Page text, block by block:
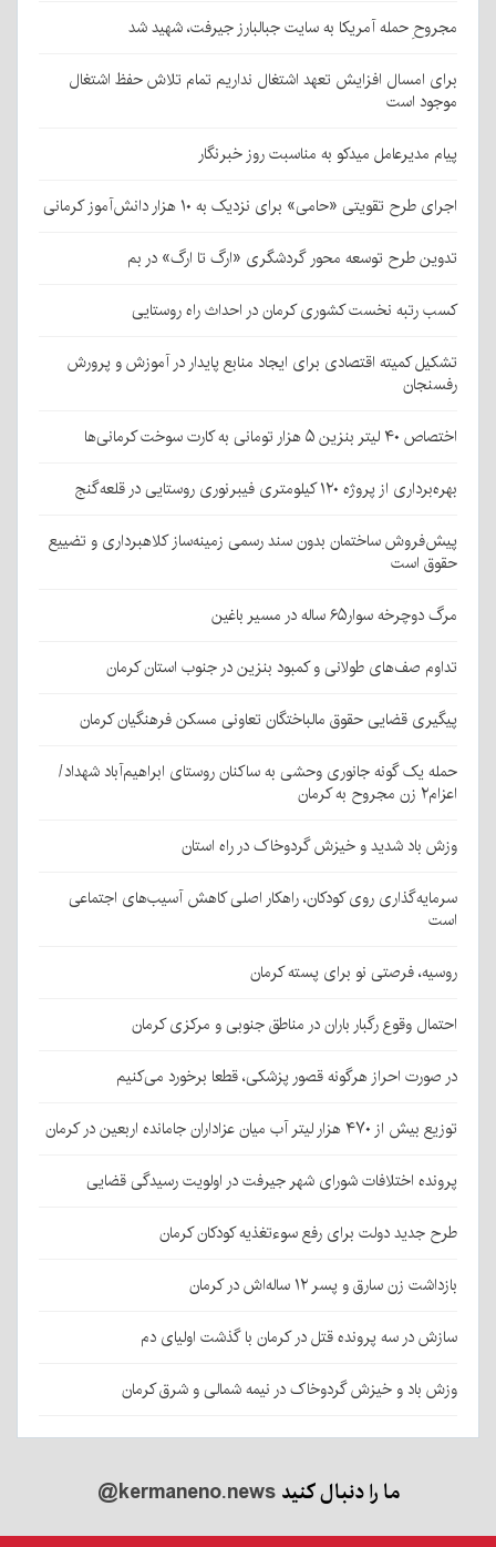
مجروحِ حمله آمریکا به سایت جبالبارز جیرفت، شهید شد
برای امسال افزایش تعهد اشتغال نداریم تمام تلاش حفظ اشتغال
موجود است
پیام مدیرعامل میدکو به مناسبت روز خبرنگار
اجرای طرح تقویتی «حامی» برای نزدیک به ۱۰ هزار دانش‌آموز کرمانی
تدوین طرح توسعه محور گردشگری «ارگ تا ارگ» در بم
کسب رتبه نخست کشوری کرمان در احداث راه روستایی
تشکیل کمیته اقتصادی برای ایجاد منابع پایدار در آموزش و پرورش
رفسنجان
اختصاص ۴۰ لیتر بنزین ۵ هزار تومانی به کارت سوخت کرمانی‌ها
بهره‌برداری از پروژه ۱۲۰ کیلومتری فیبرنوری روستایی در قلعه‌گنج
پیش‌فروش ساختمان بدون سند رسمی زمینه‌ساز کلاهبرداری و تضییع
حقوق است
مرگ دوچرخه سوار۶۵ ساله در مسیر باغین
تداوم صف‌های طولانی و کمبود بنزین در جنوب استان کرمان
پیگیری قضایی حقوق مالباختگان تعاونی مسکن فرهنگیان کرمان
حمله یک گونه جانوری وحشی به ساکنان روستای ابراهیم‌آباد شهداد/
اعزام۲ زن مجروح به کرمان
وزش باد شدید و خیزش گردوخاک در راه استان
سرمایه‌گذاری روی کودکان، راهکار اصلی کاهش آسیب‌های اجتماعی
است
روسیه، فرصتی نو برای پسته کرمان
احتمال وقوع رگبار باران در مناطق جنوبی و مرکزی کرمان
در صورت احراز هرگونه قصور پزشکی، قطعا برخورد می‌کنیم
توزیع بیش از ۴۷۰ هزار لیتر آب میان عزاداران جامانده اربعین در کرمان
پرونده اختلافات شورای شهر جیرفت در اولویت رسیدگی قضایی
طرح جدید دولت برای رفع سوءتغذیه کودکان کرمان
بازداشت زن سارق و پسر ۱۲ ساله‌اش در کرمان
سازش در سه پرونده قتل در کرمان با گذشت اولیای دم
وزش باد و خیزش گردوخاک در نیمه شمالی و شرق کرمان
ما را دنبال کنید@kermaneno.news